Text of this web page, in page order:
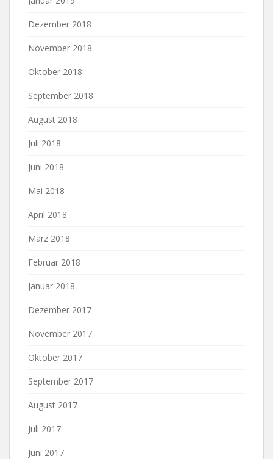
Dezember 2018
November 2018
Oktober 2018
September 2018
August 2018
Juli 2018
Juni 2018
Mai 2018
April 2018
März 2018
Februar 2018
Januar 2018
Dezember 2017
November 2017
Oktober 2017
September 2017
August 2017
Juli 2017
Juni 2017